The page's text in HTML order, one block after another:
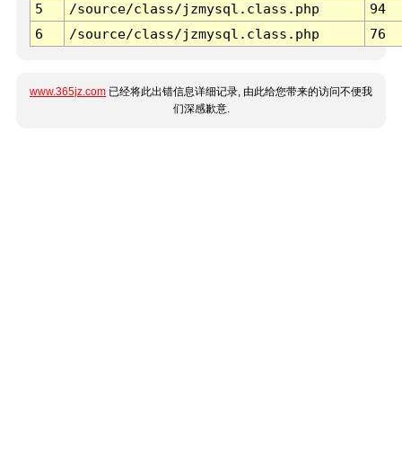
5
/source/class/jzmysql.class.php
94
6
/source/class/jzmysql.class.php 76
www.365jz.com 已经将此出错信息详细记录, 由此给您带来的访问不便我
们深感歉意.